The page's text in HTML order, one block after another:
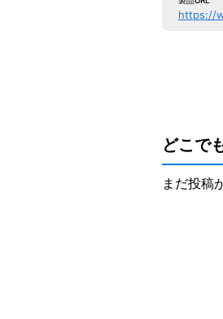
https://
どこで
まだ投稿